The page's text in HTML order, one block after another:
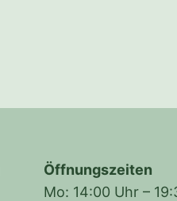
Öffnungszeiten
Mo: 14:00 Uhr –